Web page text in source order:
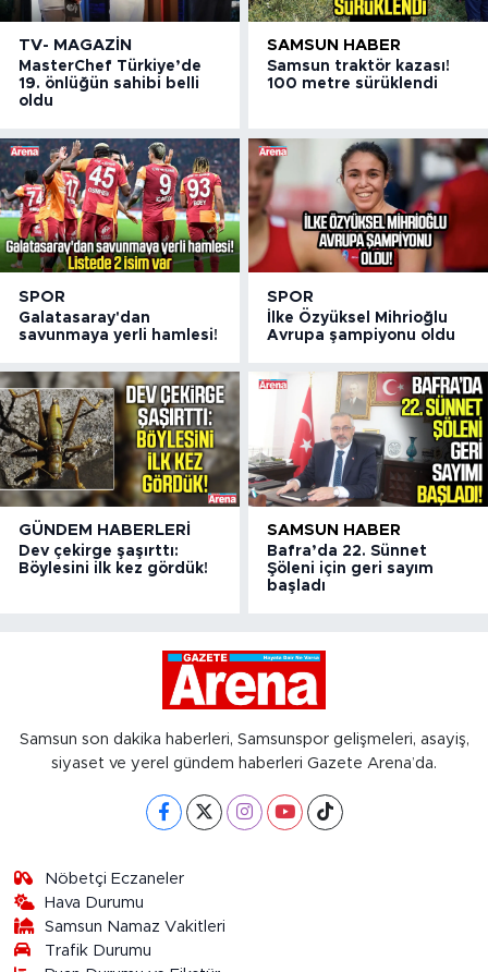
TV- MAGAZIN
MasterChef Türkiye’de
19. önlüğün sahibi belli
oldu
SAMSUN HABER
Samsun traktör kazası!
100 metre sürüklendi
SPOR
Galatasaray'dan
savunmaya yerli hamlesi!
SPOR
İlke Özyüksel Mihrioğlu
Avrupa şampiyonu oldu
GÜNDEM HABERLERI
Dev çekirge şaşırttı:
Böylesini ilk kez gördük!
SAMSUN HABER
Bafra’da 22. Sünnet
Şöleni için geri sayım
başladı
Samsun son dakika haberleri, Samsunspor gelişmeleri, asayiş,
siyaset ve yerel gündem haberleri Gazete Arena’da.
Nöbetçi Eczaneler
Hava Durumu
Samsun Namaz Vakitleri
Trafik Durumu